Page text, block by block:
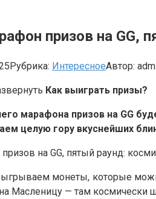
призов на GG,
Рубрика: ИнтересноеАвтор:
Как выиграть призы?
марафона призов на GG
целую гору вкуснейших
монеты, которые
на Масленицу — там